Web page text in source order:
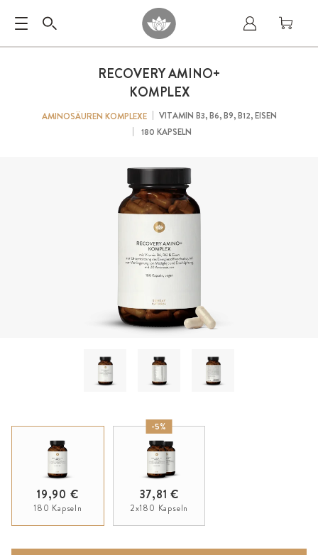
RECOVERY AMINO+
KOMPLEX
AMINOSÄUREN KOMPLEXE
VITAMIN B3, B6, B9, B12, EISEN
180 KAPSELN
19,90 €
180 Kapseln
-5%
37,81 €
2x180 Kapseln